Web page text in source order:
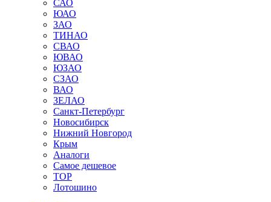
САО
ЮАО
ЗАО
ТИНАО
СВАО
ЮВАО
ЮЗАО
СЗАО
ВАО
ЗЕЛАО
Санкт-Петербург
Новосибирск
Нижний Новгород
Крым
Аналоги
Самое дешевое
TOP
Лотошино